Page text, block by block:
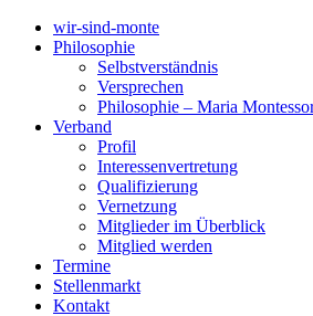
wir-sind-monte
Philosophie
Selbstverständnis
Versprechen
Philosophie – Maria
Verband
Profil
Interessenvertretung
Qualifizierung
Vernetzung
Mitglieder im Überblick
Mitglied werden
Termine
Stellenmarkt
Kontakt